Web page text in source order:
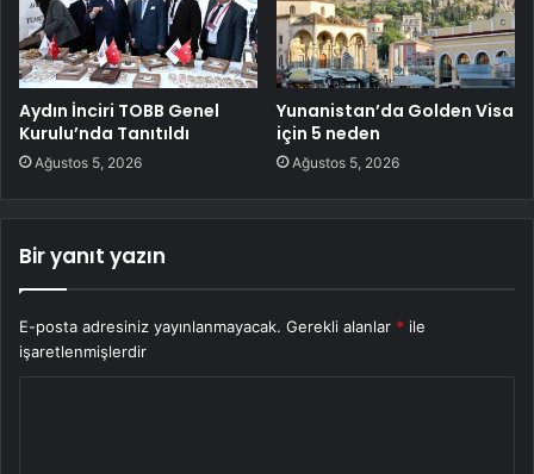
Aydın İnciri TOBB Genel
Kurulu’nda Tanıtıldı
Ağustos 5, 2026
Yunanistan’da Golden Visa
için 5 neden
Ağustos 5, 2026
Bir yanıt yazın
E-posta adresiniz yayınlanmayacak. Gerekli alanlar * ile
işaretlenmişlerdir